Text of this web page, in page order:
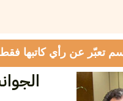
تعبّر عن رأي كاتبها